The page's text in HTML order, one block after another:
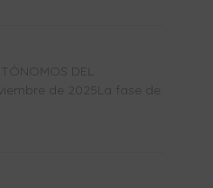
DEL
de 2025La fase de